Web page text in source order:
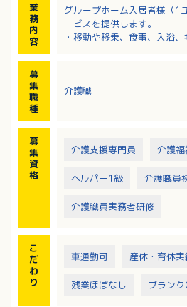
業
務
内
容
グループホーム入居者様（1
ービスを提供します。
・移動や移乗、食事、入浴
等）
募
集
職
種
介護職
募
集
資
格
介護支援専門員 介護福
ヘルパー1級 介護職員
介護職員実務者研修
こ
だ
わ
り
車通勤可 産休・育休実
残業ほぼなし ブランク